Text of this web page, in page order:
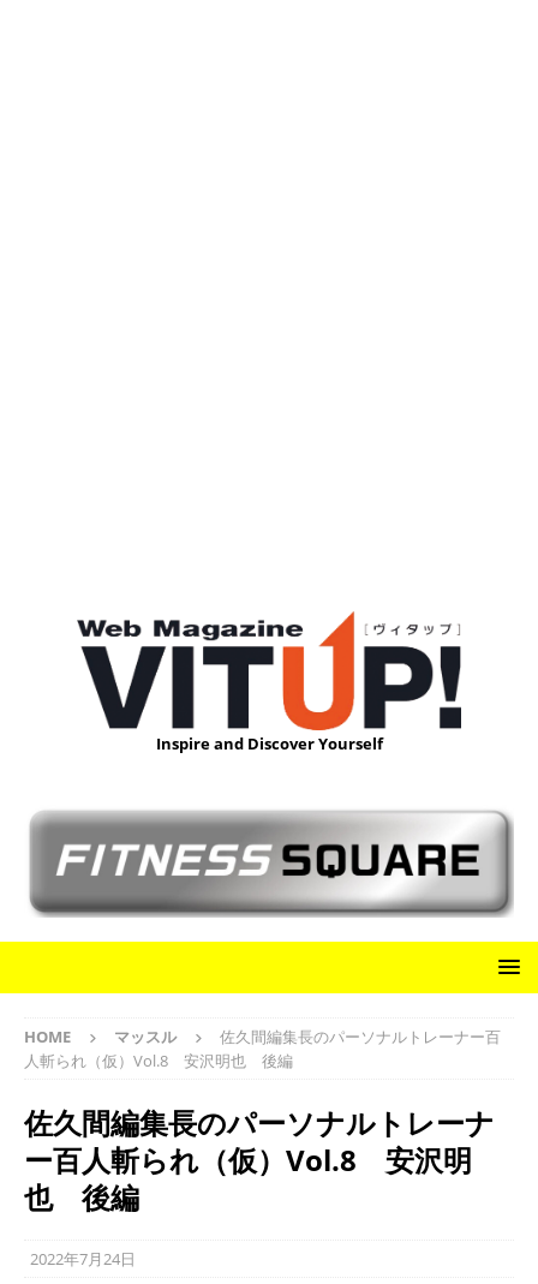
Inspire and Discover Yourself
HOME マッスル
佐久間編集長のパーソナルトレーナー百
人斬られ（仮）Vol.8 安沢明也 後編
佐久間編集長のパーソナルトレーナ
ー百人斬られ（仮）Vol.8 安沢明
也 後編
2022年7月24日